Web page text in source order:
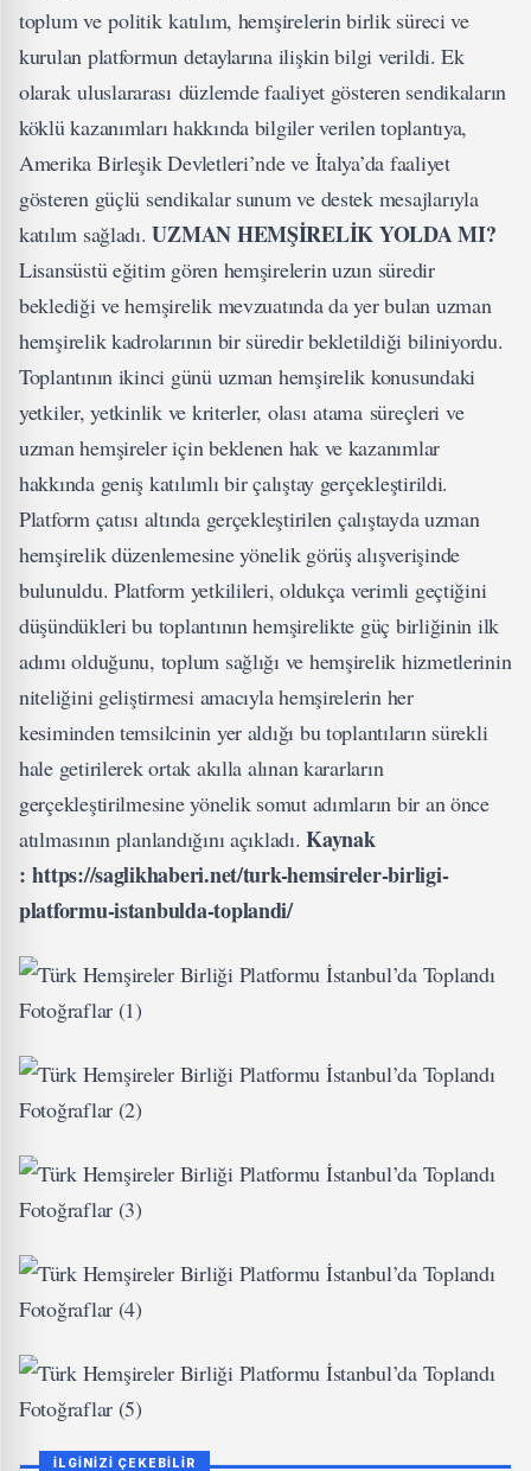
toplum vepolitikkatılım, hemşirelerin birlik süreci ve
kurulan platformun detaylarına ilişkin bilgi verildi. Ek
olarakuluslararasıdüzlemde faaliyet gösteren sendikaların
köklü kazanımları hakkında bilgiler verilen toplantıya,
Amerika Birleşik Devletleri’nde ve İtalya’da faaliyet
gösteren güçlü sendikalar sunum ve destek mesajlarıyla
katılım sağladı.UZMAN HEMŞİRELİK YOLDA MI?
Lisansüstü eğitim gören hemşirelerin uzun süredir
beklediği ve hemşirelik mevzuatında da yer bulan uzman
hemşirelik kadrolarının bir süredir bekletildiği biliniyordu.
Toplantının ikinci günü uzman hemşirelik konusundaki
yetkiler, yetkinlik ve kriterler, olasıatamasüreçleri ve
uzman hemşireler için beklenen hak ve kazanımlar
hakkında geniş katılımlı bir çalıştay gerçekleştirildi.
Platform çatısı altında gerçekleştirilen çalıştayda uzman
hemşirelik düzenlemesine yönelik görüş alışverişinde
bulunuldu. Platform yetkilileri, oldukça verimli geçtiğini
düşündükleri bu toplantının hemşirelikte güç birliğinin ilk
adımı olduğunu, toplum sağlığı ve hemşirelik hizmetlerinin
niteliğini geliştirmesi amacıyla hemşirelerin her
kesiminden temsilcinin yer aldığı bu toplantıların sürekli
hale getirilerek ortak akılla alınan kararların
gerçekleştirilmesine yönelik somut adımların bir an önce
atılmasının planlandığını açıkladı.Kaynak
: https://saglikhaberi.net/turk-hemsireler-birligi-
platformu-istanbulda-toplandi/
İLGİNİZİ ÇEKEBİLİR